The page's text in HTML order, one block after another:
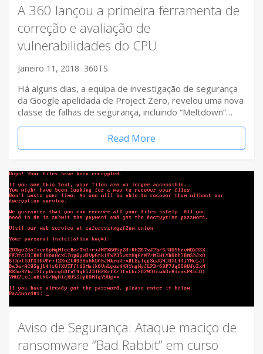
A 360 lançou a primeira ferramenta de
correção e avaliação de
vulnerabilidades do CPU
Janeiro 11, 2018 360TS
Há alguns dias, a equipa de investigação de segurança
da Google apelidada de Project Zero, revelou uma nova
classe de falhas de segurança, incluindo “Meltdown”…
Read More
Aviso de Segurança: Ataque maciço de
ransomware “Bad Rabbit” em curso